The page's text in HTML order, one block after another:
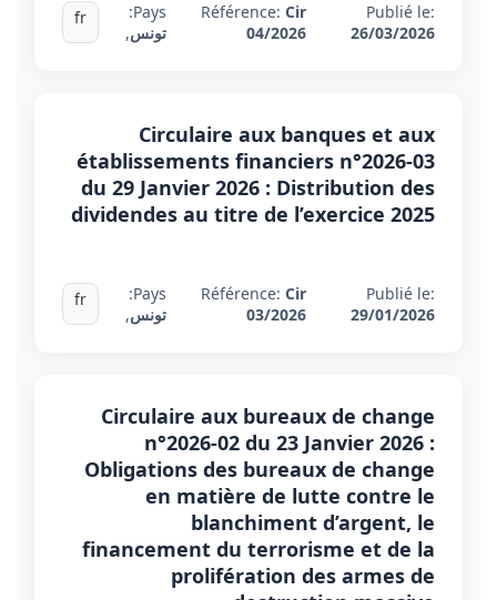
Publié le:
26/03/2026
Référence: Cir
04/2026
Pays:
تونس,
fr
Circulaire aux banques et aux
établissements financiers n°2026-03
du 29 Janvier 2026 : Distribution des
dividendes au titre de l’exercice 2025
Publié le:
29/01/2026
Référence: Cir
03/2026
Pays:
تونس,
fr
Circulaire aux bureaux de change
n°2026-02 du 23 Janvier 2026 :
Obligations des bureaux de change
en matière de lutte contre le
blanchiment d’argent, le
financement du terrorisme et de la
prolifération des armes de